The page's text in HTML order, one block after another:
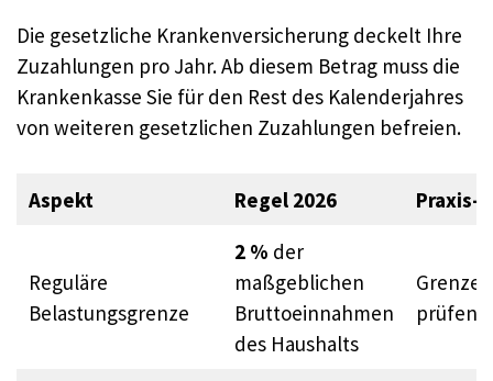
Die gesetzliche Krankenversicherung deckelt Ihre
Zuzahlungen pro Jahr. Ab diesem Betrag muss die
Krankenkasse Sie für den Rest des Kalenderjahres
von weiteren gesetzlichen Zuzahlungen befreien.
Aspekt Regel 2026 Praxis-
Reguläre
Belastungsgrenze
2 % der
maßgeblichen
Bruttoeinnahmen
des Haushalts
Grenze
prüfen,